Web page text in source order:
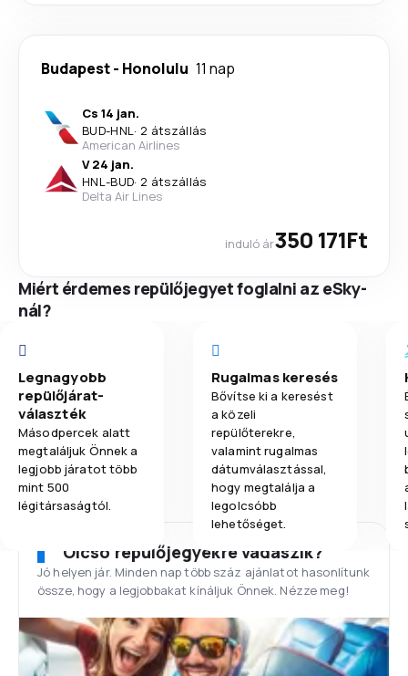
Budapest- Honolulu 11 nap
Cs 14 jan.
BUD-HNL· 2 átszállás
American Airlines
V 24 jan.
HNL-BUD· 2 átszállás
Delta Air Lines
induló ár350 171Ft
Miért érdemes repülőjegyet foglalni az eSky-
nál?
Legnagyobb
repülőjárat-
választék
Másodpercek alatt
megtaláljuk Önnek a
legjobb járatot több
mint 500
légitársaságtól.
Rugalmas keresés
Bővítse ki a keresést
a közeli
repülőterekre,
valamint rugalmas
dátumválasztással,
hogy megtalálja a
legolcsóbb
lehetőséget.
Olcsó repülőjegyekre vadászik?
Jó helyen jár. Minden nap több száz ajánlatot hasonlítunk
össze, hogy a legjobbakat kínáljuk Önnek. Nézze meg!